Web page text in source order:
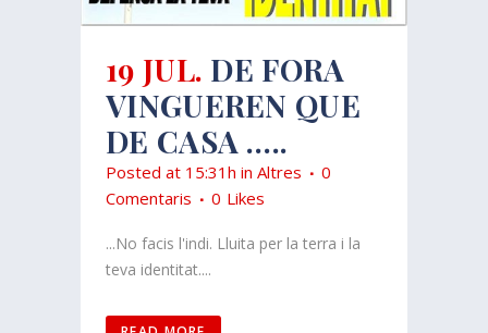
19 JUL. DE FORA
VINGUEREN QUE
DE CASA …..
Posted at 15:31h in Altres
0
Comentaris
0 Likes
...No facis l'indi. Lluita per la terra i la
teva identitat....